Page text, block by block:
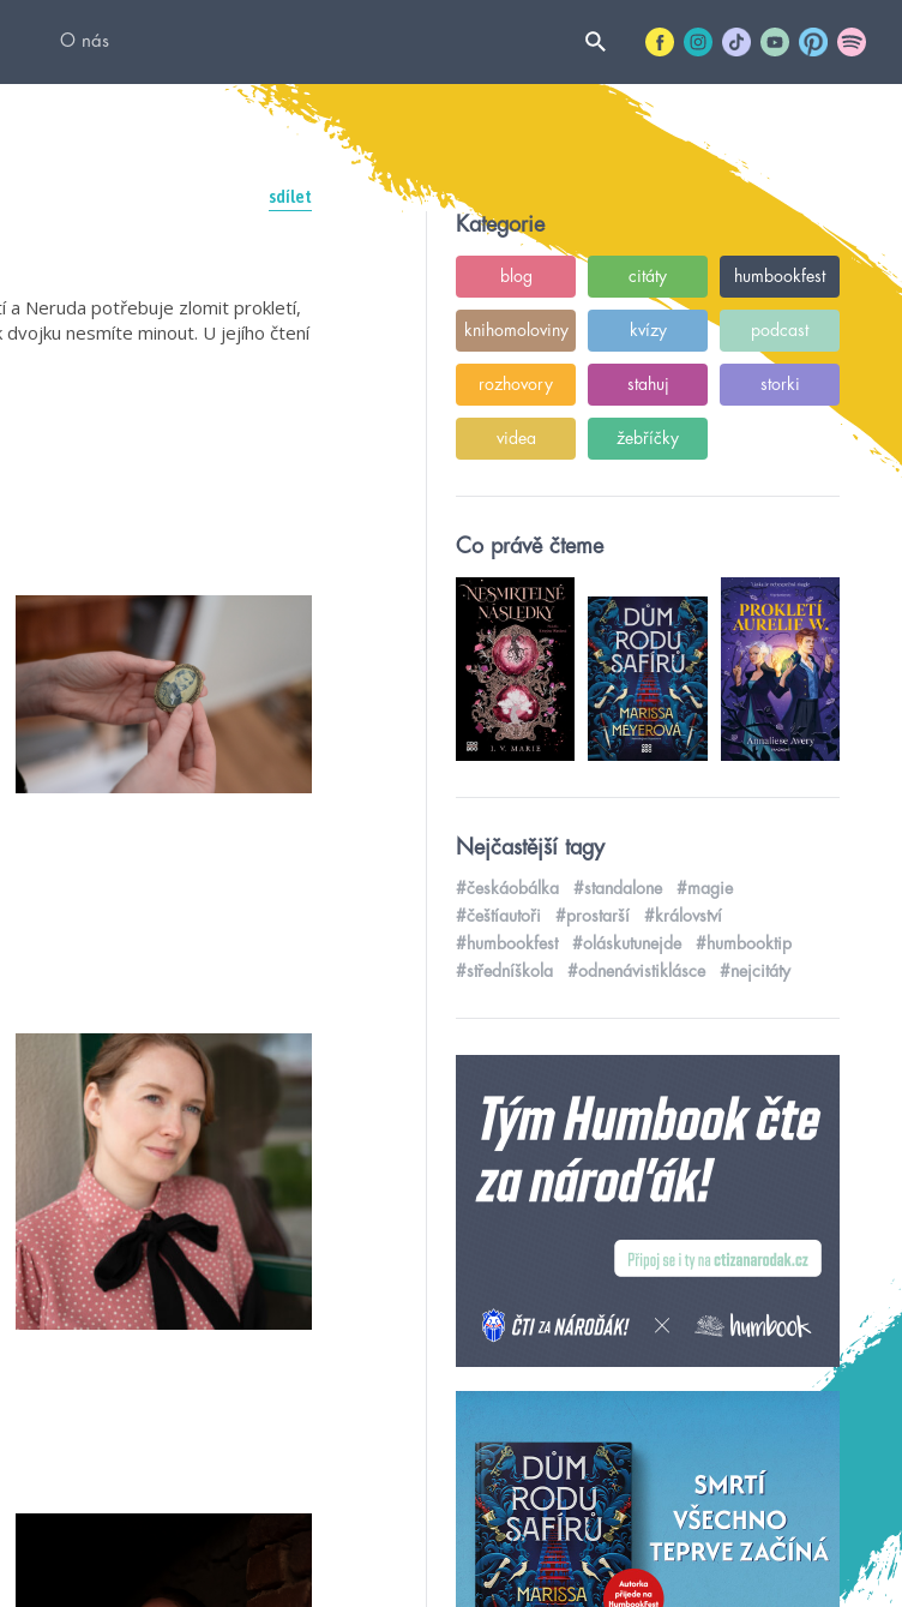
O nás
sdílet
a Neruda potřebuje zlomit prokletí,
dvojku nesmíte minout. U jejího čtení
Kategorie
blog citáty humbookfest
knihomoloviny kvízy podcast
rozhovory stahuj storki
videa žebříčky
Co právě čteme
Nejčastější tagy
#českáobálka #standalone
#magie
#češtíautoři
#prostarší
#království
#humbookfest
#oláskutunejde
#humbooktip
#středníškola
#odnenávistiklásce #nejcitáty